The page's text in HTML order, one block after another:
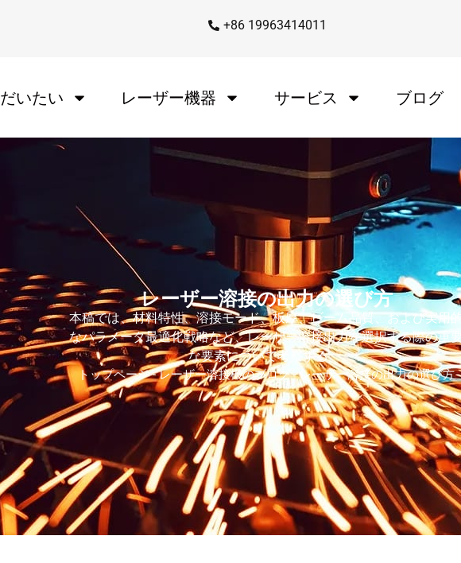
+86 19963414011
だいたい レーザー機器 サービス ブログ
レーザー溶接の出力の選び方
本稿では、材料特性、溶接モード、板厚、ビーム品質、および実用的
なパラメータ最適化戦略など、レーザー溶接出力を選択する際の重要
な要素について考察する。.
トップページ-レーザー溶接機のブログ-レーザー溶接の出力の選び方